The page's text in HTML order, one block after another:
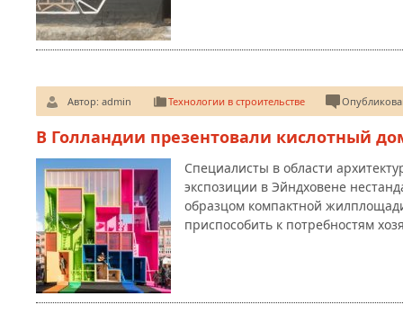
Автор: admin Технологии в строительстве
В Голландии презентовали кислотный
Специалисты в области
экспозиции в Эйндховене
образцом компактной
приспособить к потребностям